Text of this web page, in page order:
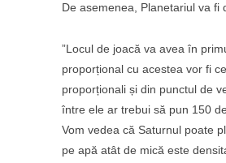
De asemenea, Planetariul va fi
”Locul de joacă va avea în
proporțional cu acestea vor fi
proporționali și din punctul de
între ele ar trebui să pun 150
Vom vedea că Saturnul poate
pe apă atât de mică este